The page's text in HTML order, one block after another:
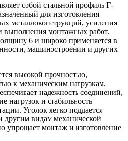
собой стальной профиль Г-
для изготовления
металлоконструкций, усиления
выполнения монтажных работ.
6 и широко применяется в
машиностроении и других
высокой прочностью,
к механическим нагрузкам.
надежность соединений,
нагрузок и стабильность
Уголок легко поддается
другим видам механической
упрощает монтаж и изготовление